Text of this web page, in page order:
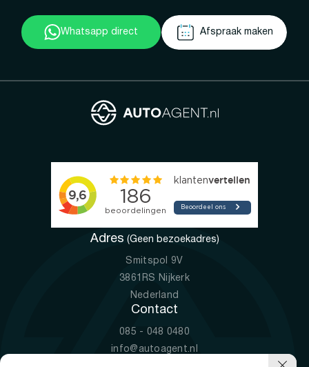
Whatsapp direct Afspraak maken
Adres (Geen bezoekadres)
Smitspol 9V
3861RS Nijkerk
Nederland
Contact
085 - 048 0480
info@autoagent.nl